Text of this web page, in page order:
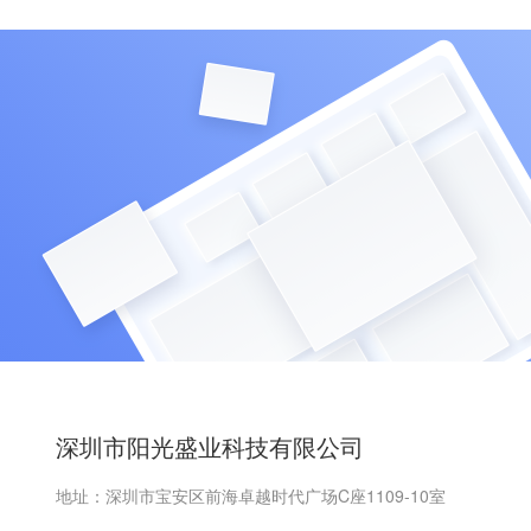
深圳市阳光盛业科技有限公司
地址：深圳市宝安区前海卓越时代广场C座1109-10室